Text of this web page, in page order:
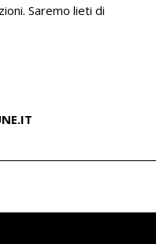
Saremo lieti di